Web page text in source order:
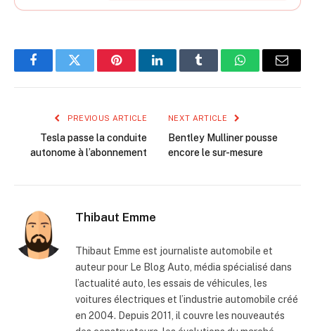
FacebookTwitter PinterestLinkedInTumblr WhatsAppEmail
PREVIOUS ARTICLE
Tesla passe la conduite
autonome à l’abonnement
NEXT ARTICLE
Bentley Mulliner pousse
encore le sur-mesure
Thibaut Emme
Thibaut Emme est journaliste automobile et
auteur pour Le Blog Auto, média spécialisé dans
l’actualité auto, les essais de véhicules, les
voitures électriques et l’industrie automobile créé
en 2004. Depuis 2011, il couvre les nouveautés